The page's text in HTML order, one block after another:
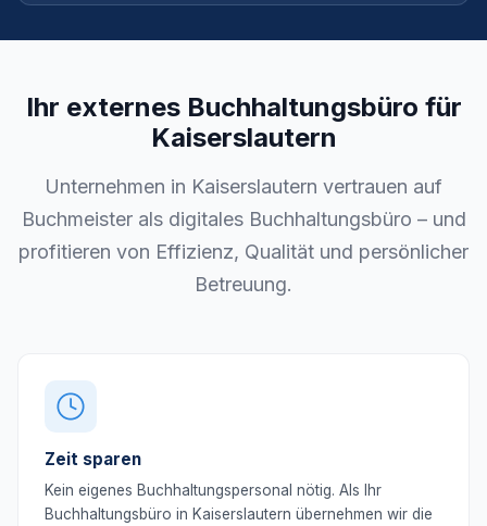
Ihr externes Buchhaltungsbüro für
Kaiserslautern
Unternehmen in Kaiserslautern vertrauen auf
Buchmeister als digitales Buchhaltungsbüro – und
profitieren von Effizienz, Qualität und persönlicher
Betreuung.
Zeit sparen
Kein eigenes Buchhaltungspersonal nötig. Als Ihr
Buchhaltungsbüro in Kaiserslautern übernehmen wir die